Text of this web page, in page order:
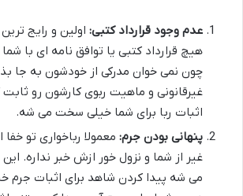
عدم وجود قرارداد کتبی: اولین و رایج
هیچ قرارداد کتبی یا توافق نامه ای با
چون نمی خوان مدرکی از خودشون به جا
غیرقانونی و ماهیت ربوی کارشون رو
اثبات ربا برای شما خیلی سخت می شه.
پنهانی بودن جرم: معمولا رباخواری تو
غیر از شما و نزول خور ازش خبر نداره.
می شه پیدا کردن شاهد برای اثبات جرم